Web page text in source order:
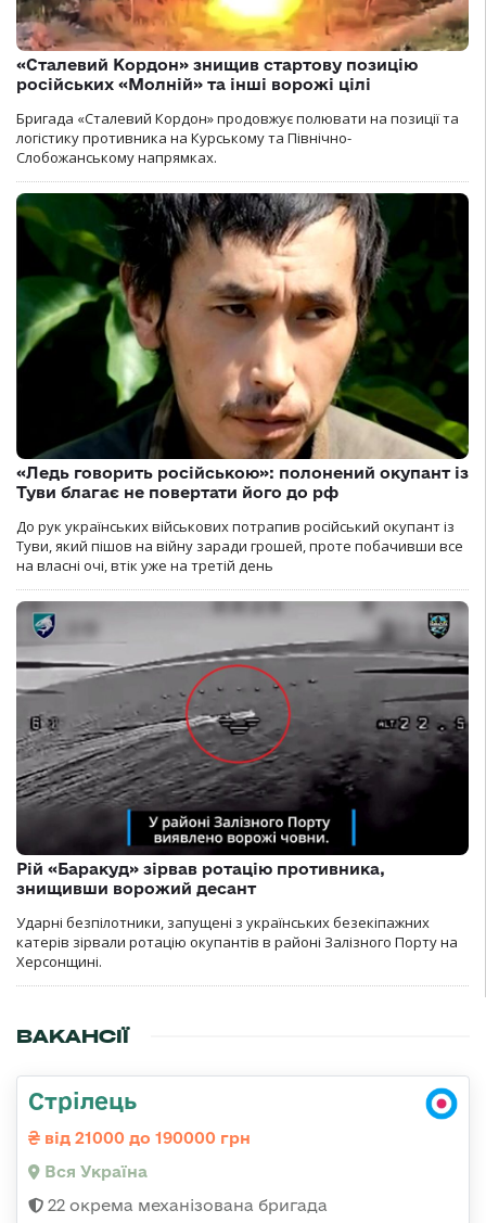
«Сталевий Кордон» знищив стартову позицію
російських «Молній» та інші ворожі цілі
Бригада «Сталевий Кордон» продовжує полювати на позиції та
логістику противника на Курському та Північно-
Слобожанському напрямках.
«Ледь говорить російською»: полонений окупант із
Туви благає не повертати його до рф
До рук українських військових потрапив російський окупант із
Туви, який пішов на війну заради грошей, проте побачивши все
на власні очі, втік уже на третій день
Рій «Баракуд» зірвав ротацію противника,
знищивши ворожий десант
Ударні безпілотники, запущені з українських безекіпажних
катерів зірвали ротацію окупантів в районі Залізного Порту на
Херсонщині.
ВАКАНСІЇ
Стрілець
від 21000 до 190000 грн
Вся Україна
22 окрема механізована бригада